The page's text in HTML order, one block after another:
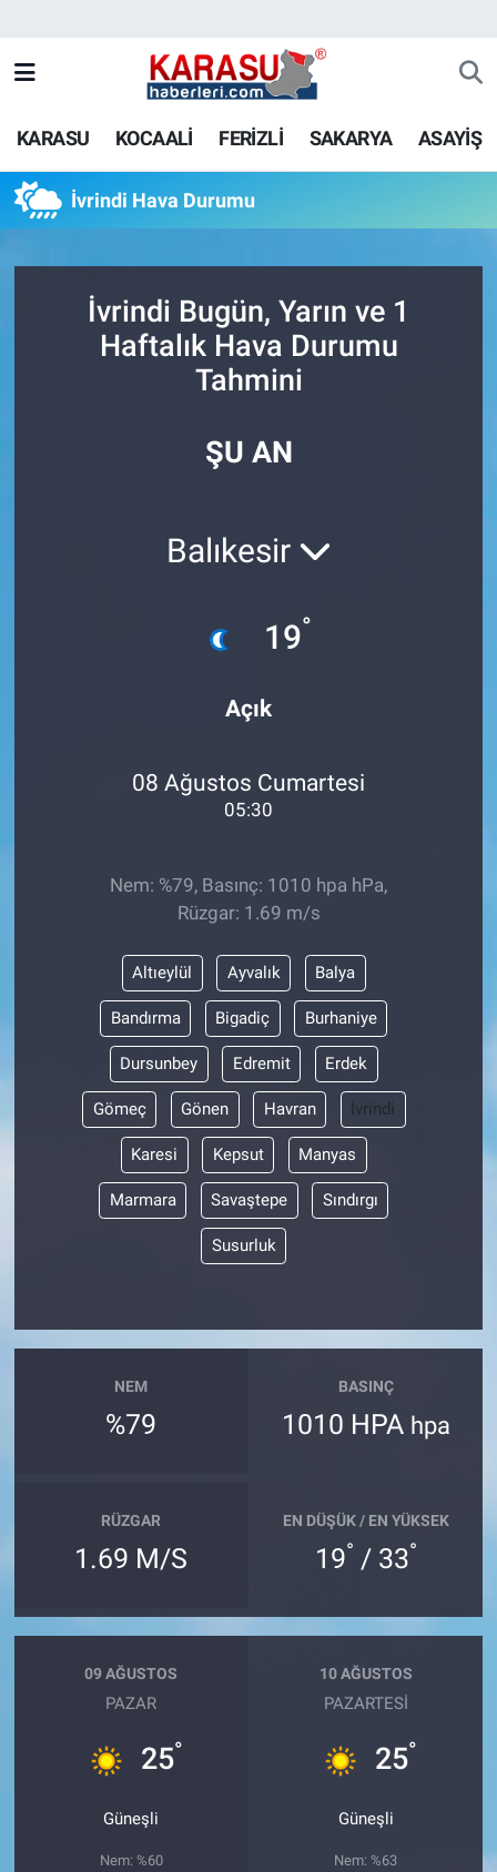
KARASU KOCAALİ FERİZLİ SAKARYA ASAYİŞ
İvrindi Hava Durumu
İvrindi Bugün, Yarın ve 1
Haftalık Hava Durumu
Tahmini
ŞU AN
Balıkesir
19°
Açık
08 Ağustos Cumartesi
05:30
Nem: %79, Basınç: 1010 hpa hPa,
Rüzgar: 1.69 m/s
Altıeylül Ayvalık Balya
Bandırma Bigadiç Burhaniye
Dursunbey Edremit Erdek
Gömeç Gönen Havran İvrindi
Karesi Kepsut Manyas
Marmara Savaştepe Sındırgı
Susurluk
NEM
%79
BASINÇ
1010 HPA hpa
RÜZGAR
1.69 M/S
EN DÜŞÜK / EN YÜKSEK
19° / 33°
09 AĞUSTOS
PAZAR
25°
Güneşli
Nem: %60
10 AĞUSTOS
PAZARTESI
25°
Güneşli
Nem: %63